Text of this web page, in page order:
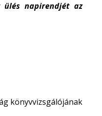
ülés napirendjét az
könyvvizsgálójának